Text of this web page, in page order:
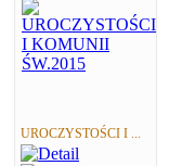
UROCZYSTOŚCI I ...